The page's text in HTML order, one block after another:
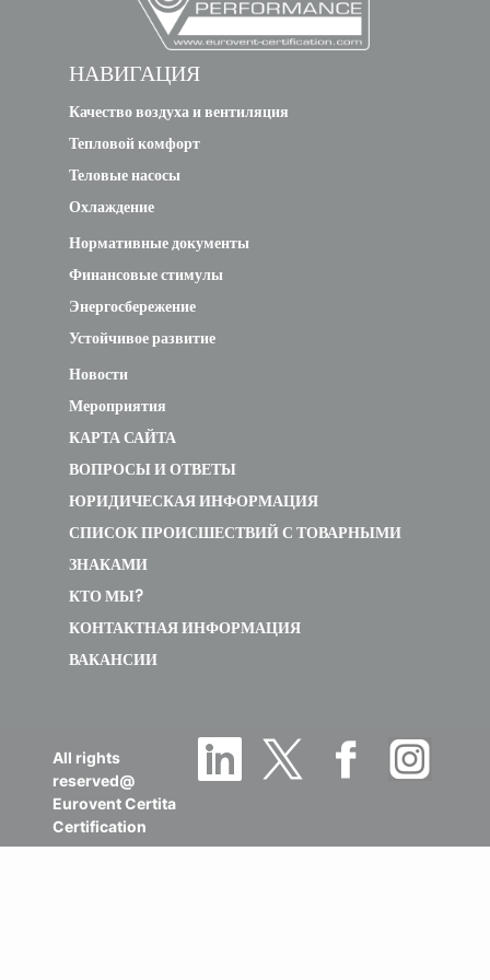
НАВИГАЦИЯ
Качество воздуха и вентиляция
Тепловой комфорт
Теловые насосы
Охлаждение
Нормативные документы
Финансовые стимулы
Энергосбережение
Устойчивое развитие
Новости
Мероприятия
КАРТА САЙТА
ВОПРОСЫ И ОТВЕТЫ
ЮРИДИЧЕСКАЯ ИНФОРМАЦИЯ
СПИСОК ПРОИСШЕСТВИЙ С ТОВАРНЫМИ
КОНТАКТНАЯ ИНФОРМАЦИЯ
ВАКАНСИИ